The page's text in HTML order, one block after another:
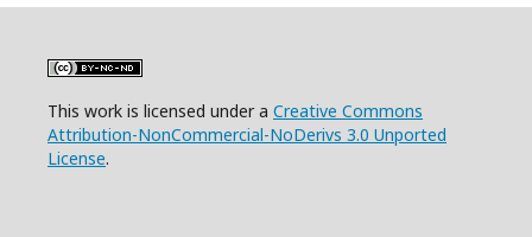
This work is licensed under a Creative Commons
Attribution-NonCommercial-NoDerivs 3.0 Unported
License.